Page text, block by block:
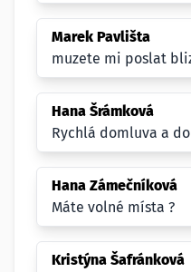
Marek Pavlišta
muzete mi poslat
Hana Šrámková
Rychlá domluva a
Hana Zámečníková
Máte volné místa ?
Kristýna Šafránková